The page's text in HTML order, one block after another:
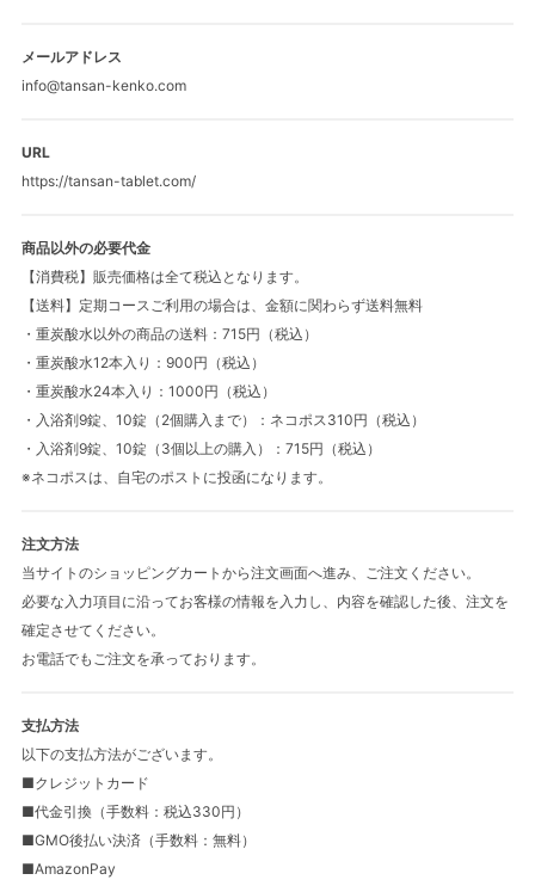
会員限定特典
公式限定ギフト
メールアドレス
info@tansan-kenko.com
URL
https://tansan-tablet.com/
商品以外の必要代金
【消費税】販売価格は全て税込となります。
【送料】定期コースご利用の場合は、金額に関わらず送料無料
・重炭酸水以外の商品の送料：715円（税込）
・重炭酸水12本入り：900円（税込）
・重炭酸水24本入り：1000円（税込）
・入浴剤9錠、10錠（2個購入まで）：ネコポス310円（税込）
・入浴剤9錠、10錠（3個以上の購入）：715円（税込）
※ネコポスは、自宅のポストに投函になります。
注文方法
当サイトのショッピングカートから注文画面へ進み、ご注文ください。
必要な入力項目に沿ってお客様の情報を入力し、内容を確認した後、注文を
確定させてください。
お電話でもご注文を承っております。
支払方法
以下の支払方法がございます。
■クレジットカード
■代金引換（手数料：税込330円）
■GMO後払い決済（手数料：無料）
■AmazonPay